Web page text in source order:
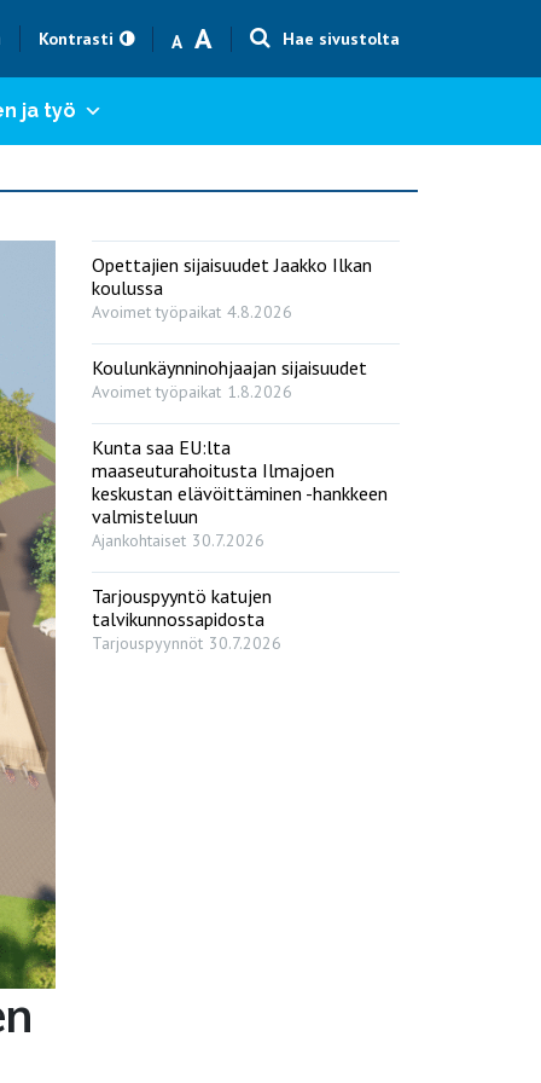
Kontrasti A
Text size smaller
AText size bigger
Hae sivustolta
ja työ
Opettajien sijaisuudet Jaakko Ilkan
koulussa
Avoimet työpaikat 4.8.2026
Koulunkäynninohjaajan sijaisuudet
Avoimet työpaikat 1.8.2026
Kunta saa EU:lta
maaseuturahoitusta Ilmajoen
keskustan elävöittäminen -hankkeen
valmisteluun
Ajankohtaiset 30.7.2026
Tarjouspyyntö katujen
talvikunnossapidosta
Tarjouspyynnöt 30.7.2026